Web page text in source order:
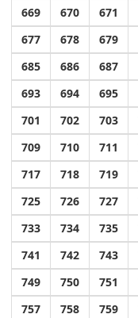
669
670 671
677
678 679
685
686 687
693
694 695
701
702 703
709
710 711
717
718 719
725
726 727
733
734 735
741
742 743
749
750 751
757
758 759